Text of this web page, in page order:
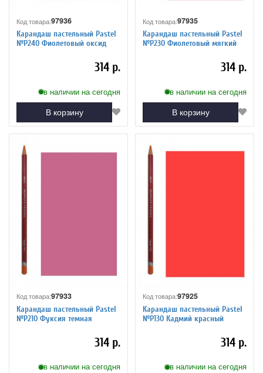
Код товара:97936
Карандаш пастельный Pastel
№P240 Фиолетовый оксид
314 р.
в наличии на сегодня
В корзину
Код товара:97935
Карандаш пастельный Pastel
№P230 Фиолетовый мягкий
314 р.
в наличии на сегодня
В корзину
Код товара:97933
Карандаш пастельный Pastel
№P210 Фуксия темная
314 р.
в наличии на сегодня
Код товара:97925
Карандаш пастельный Pastel
№P130 Кадмий красный
314 р.
в наличии на сегодня